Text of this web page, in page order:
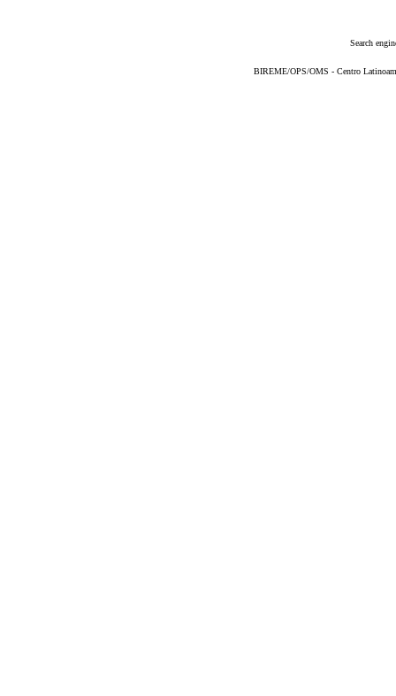
Search
BIREME/OPS/OMS - Centro